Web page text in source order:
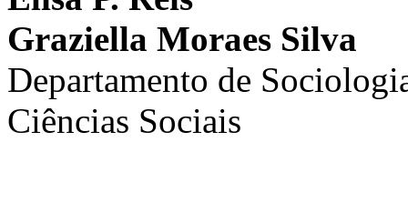
Graziella Moraes Silva
Departamento de
Ciências Sociais